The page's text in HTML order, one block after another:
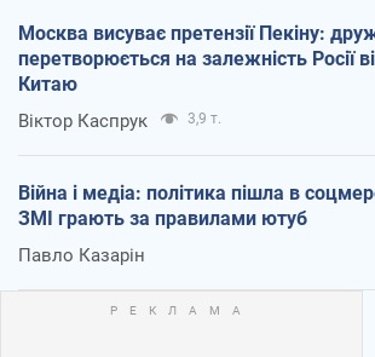
Москва висуває претензії Пекіну:
перетворюється на залежність Росії
Китаю
Віктор Каспрук 3,9 т.
Війна і медіа: політика пішла в
ЗМІ грають за правилами ютуб
Павло Казарін